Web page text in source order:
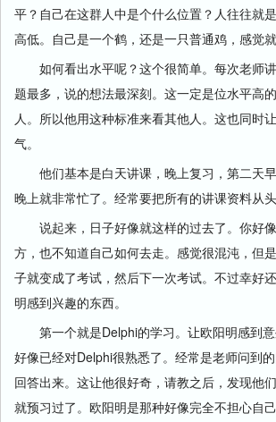
平？自己在这群人中是个什么位置？人往往就
高低。自己是一个鹤，还是一只普通鸡，感觉
如何看出水平呢？这个很简单。每次老师
题最多，说的想法最深刻。这一定是位水平高
人。所以他用这种标准来看其他人。这也同时
气。
他们基本是白天讲课，晚上复习，第二天
晚上就非常忙了。经常要把所有的讲课资料从头
说起来，日子好像就这样的过去了。你好
方，也不知道自己如何去走。感觉很混沌，但
子就变成了考试，然后下一次考试。不过幸好
明感到兴趣的东西。
第一个就是Delphi的学习。让欧阳明感到意
好像已经对Delphi很熟悉了。经常是老师问到
回答出来。这让他很好奇，请教之后，发现他
就预习过了。欧阳明是那种好像完全不担心自